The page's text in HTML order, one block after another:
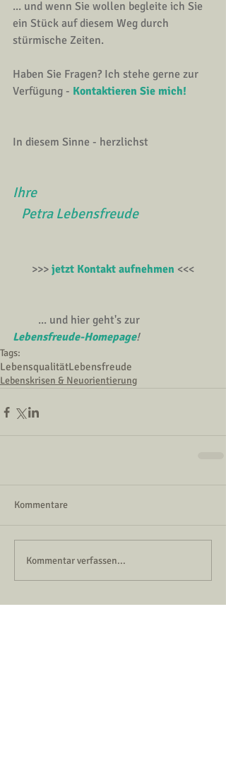
... und wenn Sie wollen begleite ich Sie
ein Stück auf diesem Weg durch
stürmische Zeiten.
Haben Sie Fragen? Ich stehe gerne zur
Verfügung - Kontaktieren Sie mich!
In diesem Sinne - herzlichst
Ihre
   Petra Lebensfreude
>>> jetzt Kontakt aufnehmen <<<
        ... und hier geht's zur
Lebensfreude-Homepage!
Tags:
LebensqualitätLebensfreude
Lebenskrisen & Neuorientierung
Kommentare
Kommentar verfassen...